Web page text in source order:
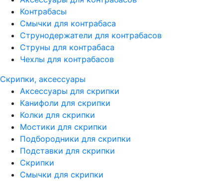
Контрабасы
Смычки для контрабаса
Струнодержатели для контрабасов
Струны для контрабаса
Чехлы для контрабасов
Скрипки, аксессуары
Аксессуары для скрипки
Канифоли для скрипки
Колки для скрипки
Мостики для скрипки
Подбородники для скрипки
Подставки для скрипки
Скрипки
Смычки для скрипки